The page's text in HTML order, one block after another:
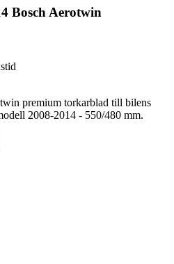
Bosch Aerotwin
premium torkarblad till bilens
2008-2014 - 550/480 mm.